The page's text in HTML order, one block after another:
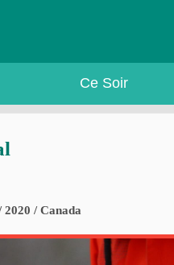
Ce Soir
/ Canada